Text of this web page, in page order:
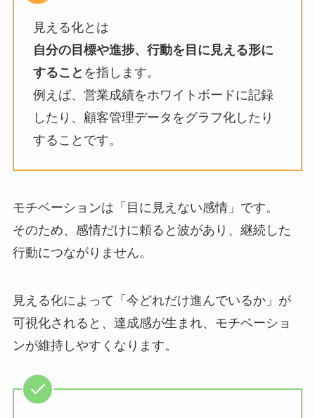
見える化とは
自分の目標や進捗、行動を目に見える形に
すること を指します。
例えば、営業成績をホワイトボードに記録
したり、顧客管理データをグラフ化したり
することです。
モチベーションは「目に見えない感情」です。
そのため、感情だけに頼ると波があり、継続した
行動につながりません。
見える化によって「今どれだけ進んでいるか」が
可視化されると、達成感が生まれ、モチベーショ
ンが維持しやすくなります。